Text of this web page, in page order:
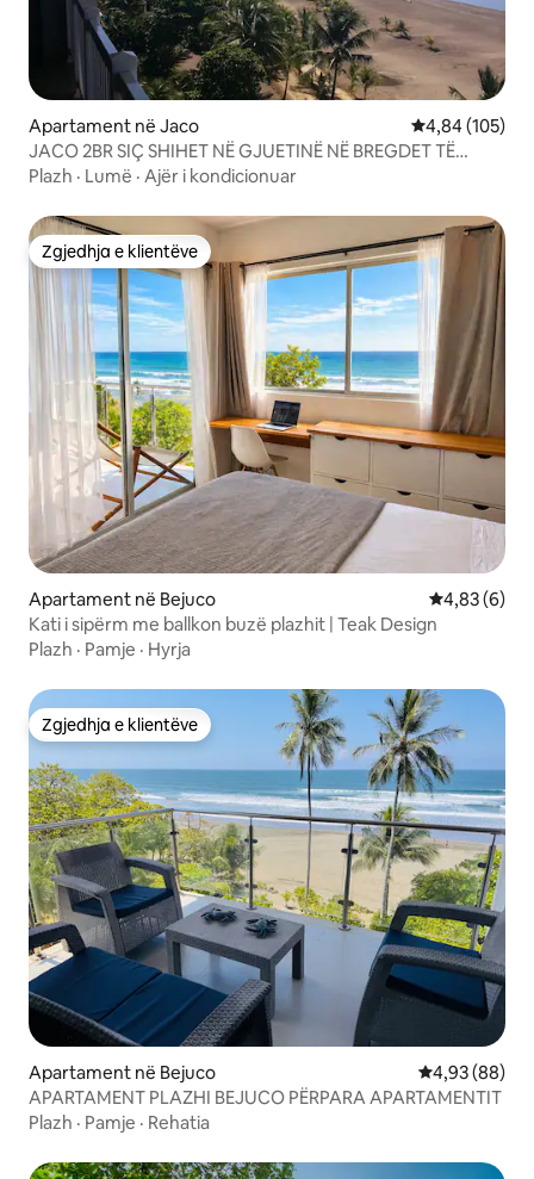
Apartament në Jaco Vlerësimi
4,84 (105)
JACO 2BR SIÇ SHIHET NË GJUETINË NË BREGDET TË
HGTV
Plazh · Lumë · Ajër i kondicionuar
Zgjedhja e klientëve
Zgjedhja e klientëve
Apartament në Bejuco Vlerësimi
4,83 (6)
Kati i sipërm me ballkon buzë plazhit | Teak Design
Plazh · Pamje · Hyrja
Zgjedhja e klientëve
Zgjedhja e klientëve
Apartament në Bejuco Vlerësimi
4,93 (88)
APARTAMENT PLAZHI BEJUCO PËRPARA APARTAMENTIT
Plazh · Pamje · Rehatia